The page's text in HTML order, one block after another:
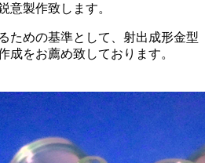
意製作致します。
ための基準として、射出成形金型
成をお薦め致しております。